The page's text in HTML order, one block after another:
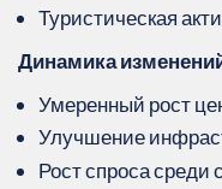
Туристическая
Динамика
Умеренный рост
Улучшение
Рост спроса среди